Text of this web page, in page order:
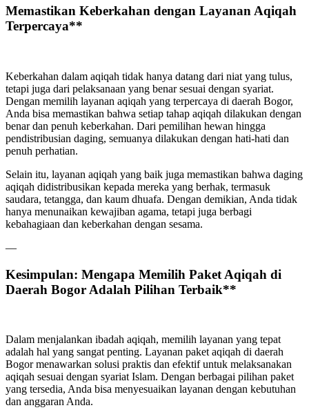
Memastikan Keberkahan dengan Layanan Aqiqah
Terpercaya**
Keberkahan dalam aqiqah tidak hanya datang dari niat yang tulus,
tetapi juga dari pelaksanaan yang benar sesuai dengan syariat.
Dengan memilih layanan aqiqah yang terpercaya di daerah Bogor,
Anda bisa memastikan bahwa setiap tahap aqiqah dilakukan dengan
benar dan penuh keberkahan. Dari pemilihan hewan hingga
pendistribusian daging, semuanya dilakukan dengan hati-hati dan
penuh perhatian.
Selain itu, layanan aqiqah yang baik juga memastikan bahwa daging
aqiqah didistribusikan kepada mereka yang berhak, termasuk
saudara, tetangga, dan kaum dhuafa. Dengan demikian, Anda tidak
hanya menunaikan kewajiban agama, tetapi juga berbagi
kebahagiaan dan keberkahan dengan sesama.
—
Kesimpulan: Mengapa Memilih Paket Aqiqah di
Daerah Bogor Adalah Pilihan Terbaik**
Dalam menjalankan ibadah aqiqah, memilih layanan yang tepat
adalah hal yang sangat penting. Layanan paket aqiqah di daerah
Bogor menawarkan solusi praktis dan efektif untuk melaksanakan
aqiqah sesuai dengan syariat Islam. Dengan berbagai pilihan paket
yang tersedia, Anda bisa menyesuaikan layanan dengan kebutuhan
dan anggaran Anda.